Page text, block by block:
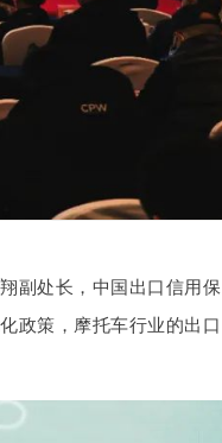
副处长，中国出口信用保
政策，摩托车行业的出口